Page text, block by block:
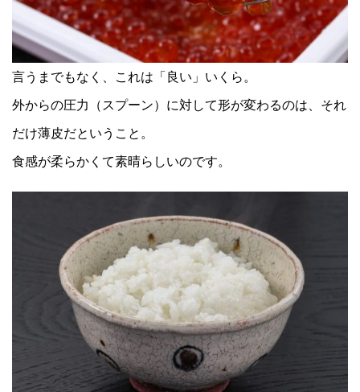
言うまでもなく、これは「良い」いくら。
外からの圧力（スプーン）に対して形が変わるのは、それ
だけ薄皮だということ。
食感が柔らかくて素晴らしいのです。